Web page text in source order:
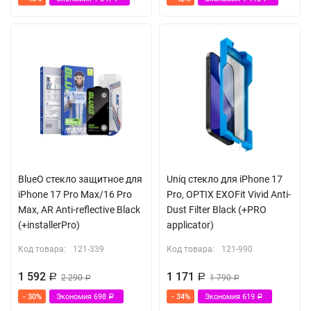
Встроенный магнитный модуль MagSafe
BlueO стекло защитное для
iPhone 17 Pro Max/16 Pro
Max, AR Anti-reflective Black
(+installerPro)
Код товара: 121-339
1 592 Р 2 290Р
- 30% Экономия 698 Р
Uniq стекло для iPhone 17
Pro, OPTIX EXOFit Vivid Anti-
Dust Filter Black (+PRO
applicator)
Код товара: 121-990
1 171 Р 1 790Р
- 34% Экономия 619 Р